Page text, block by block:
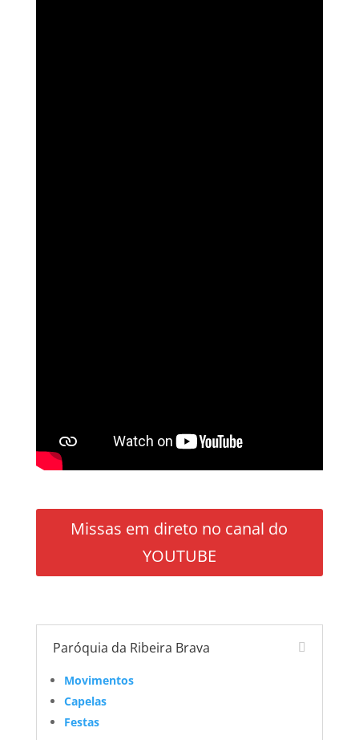
Missas em direto no canal do
YOUTUBE
Paróquia da Ribeira Brava
Movimentos
Capelas
Festas